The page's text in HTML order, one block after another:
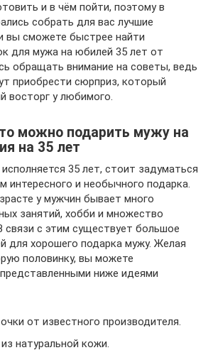
и в чём пойти, поэтому в
собрать для вас лучшие
вы сможете быстрее найти
для мужа на юбилей 35 лет от
обращать внимание на советы, ведь
приобрести сюрприз, который
восторг у любимого.
можно подарить мужу на
на 35 лет
35 лет, стоит задуматься
интересного и необычного подарка.
у мужчин бывает много
занятий, хобби и множество
связи с этим существует большое
для хорошего подарка мужу. Желая
половинку, вы можете
ниже идеями
от известного производителя.
натуральной кожи.